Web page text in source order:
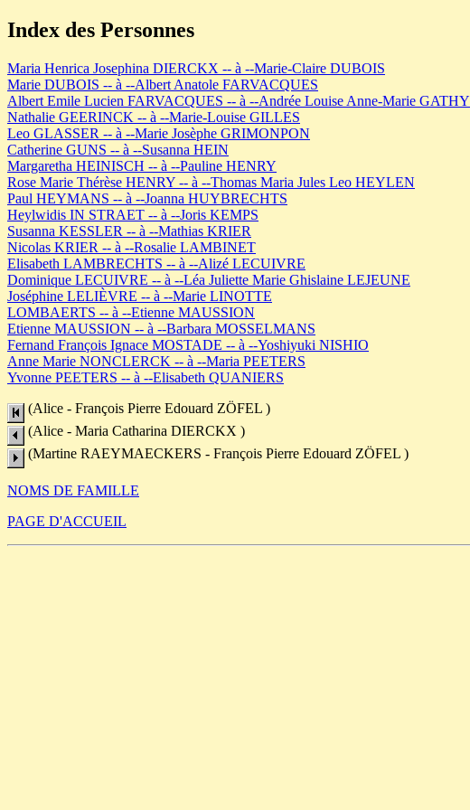
Index des Personnes
Maria Henrica Josephina DIERCKX -- à --Marie-Claire DUBOIS
Marie DUBOIS -- à --Albert Anatole FARVACQUES
Albert Emile Lucien FARVACQUES -- à --Andrée Louise Anne-Marie GATHY
Nathalie GEERINCK -- à --Marie-Louise GILLES
Leo GLASSER -- à --Marie Josèphe GRIMONPON
Catherine GUNS -- à --Susanna HEIN
Margaretha HEINISCH -- à --Pauline HENRY
Rose Marie Thérèse HENRY -- à --Thomas Maria Jules Leo HEYLEN
Paul HEYMANS -- à --Joanna HUYBRECHTS
Heylwidis IN STRAET -- à --Joris KEMPS
Susanna KESSLER -- à --Mathias KRIER
Nicolas KRIER -- à --Rosalie LAMBINET
Elisabeth LAMBRECHTS -- à --Alizé LECUIVRE
Dominique LECUIVRE -- à --Léa Juliette Marie Ghislaine LEJEUNE
Joséphine LELIÈVRE -- à --Marie LINOTTE
LOMBAERTS -- à --Etienne MAUSSION
Etienne MAUSSION -- à --Barbara MOSSELMANS
Fernand François Ignace MOSTADE -- à --Yoshiyuki NISHIO
Anne Marie NONCLERCK -- à --Maria PEETERS
Yvonne PEETERS -- à --Elisabeth QUANIERS
(Alice - François Pierre Edouard ZÖFEL )
(Alice - Maria Catharina DIERCKX )
(Martine RAEYMAECKERS - François Pierre Edouard ZÖFEL )
NOMS DE FAMILLE
PAGE D'ACCUEIL